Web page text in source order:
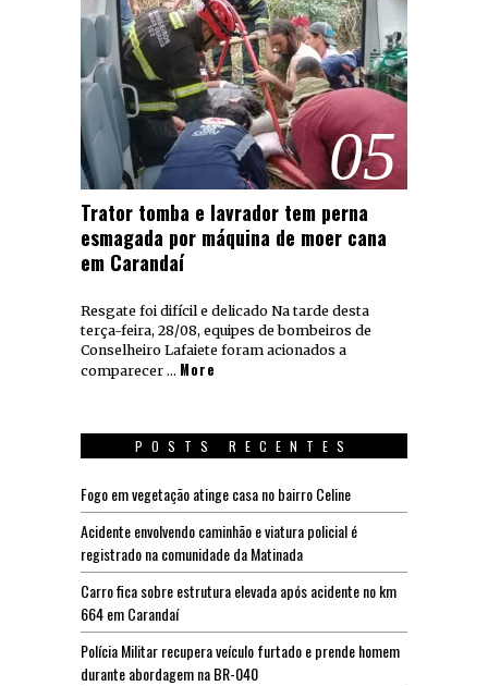
05
Trator tomba e lavrador tem perna
esmagada por máquina de moer cana
em Carandaí
Resgate foi difícil e delicado Na tarde desta
terça-feira, 28/08, equipes de bombeiros de
Conselheiro Lafaiete foram acionados a
comparecer … More
POSTS RECENTES
Fogo em vegetação atinge casa no bairro Celine
Acidente envolvendo caminhão e viatura policial é
registrado na comunidade da Matinada
Carro fica sobre estrutura elevada após acidente no km
664 em Carandaí
Polícia Militar recupera veículo furtado e prende homem
durante abordagem na BR-040